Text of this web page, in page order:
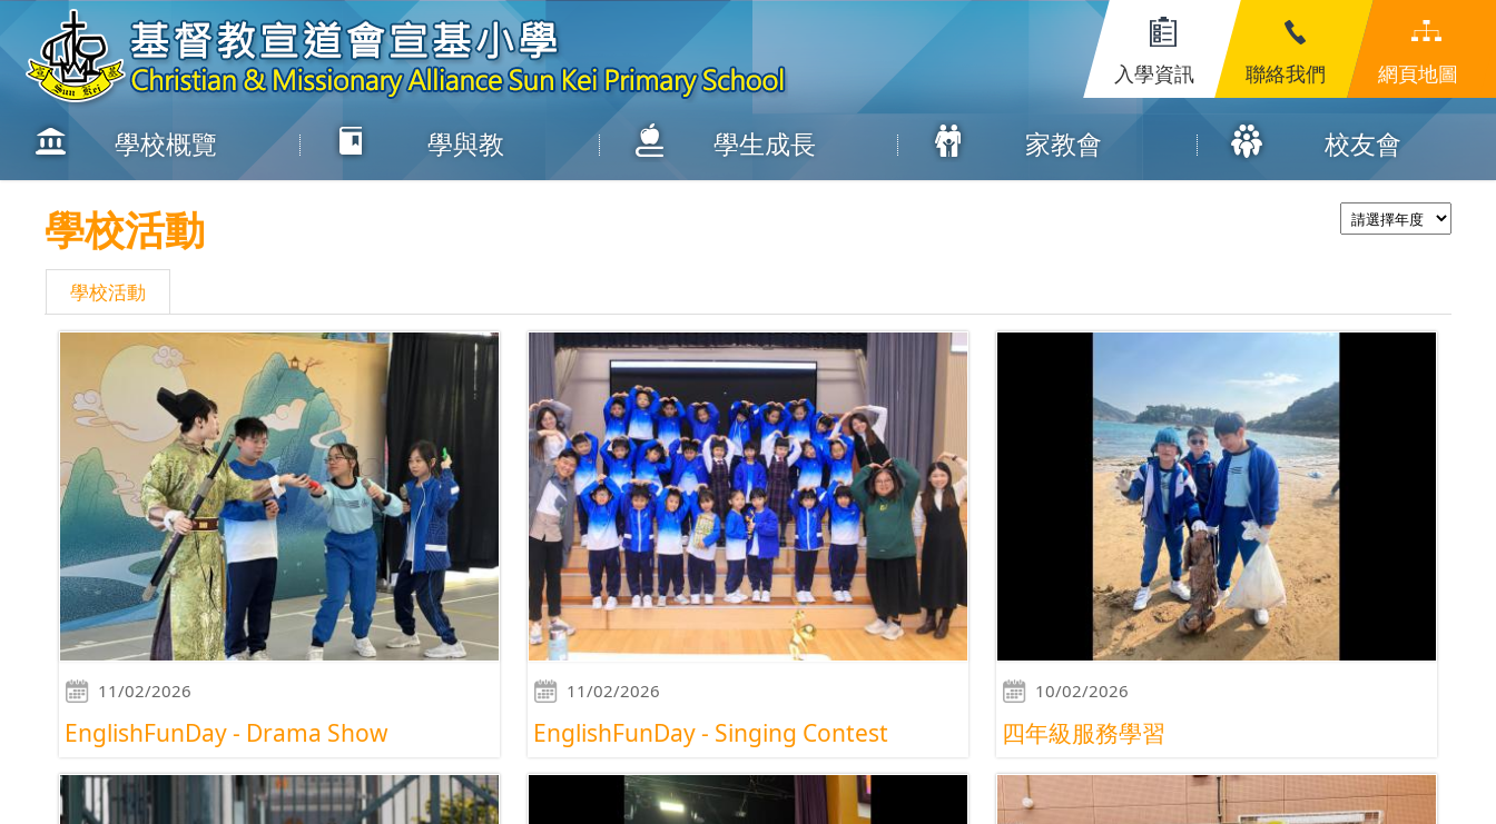
入學資訊 聯絡我們 網頁地圖
學校概覽 學與教 學生成長 家教會 校友會
學校活動
學校活動
11/02/2026
EnglishFunDay - Drama Show
11/02/2026
EnglishFunDay - Singing Contest
10/02/2026
四年級服務學習